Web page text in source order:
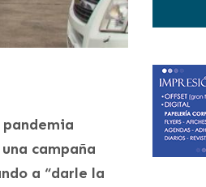
campaña
a “darle la